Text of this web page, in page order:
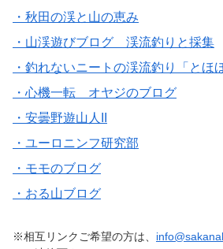
・秋田の渓と山の恵み
・山渓遊びブログ 渓流釣りと採集
・釣れないニートの渓流釣り「とほ
・心機一転 オヤジのブログ
・安曇野遊山人II
・ユーロニンフ研究部
・モモのブログ
・おる山ブログ
※相互リンクご希望の方は、